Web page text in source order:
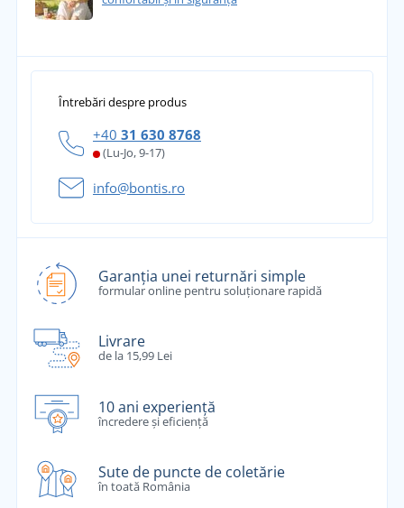
Întrebări despre produs
+40 31 630 8768
(Lu-Jo, 9-17)
info@bontis.ro
Garanția unei returnări simple
formular online pentru soluționare rapidă
Livrare
de la 15,99 Lei
10 ani experiență
încredere și eficiență
Sute de puncte de coletărie
în toată România